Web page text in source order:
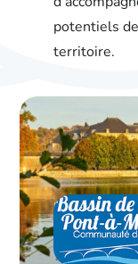
potentiels
territoire.